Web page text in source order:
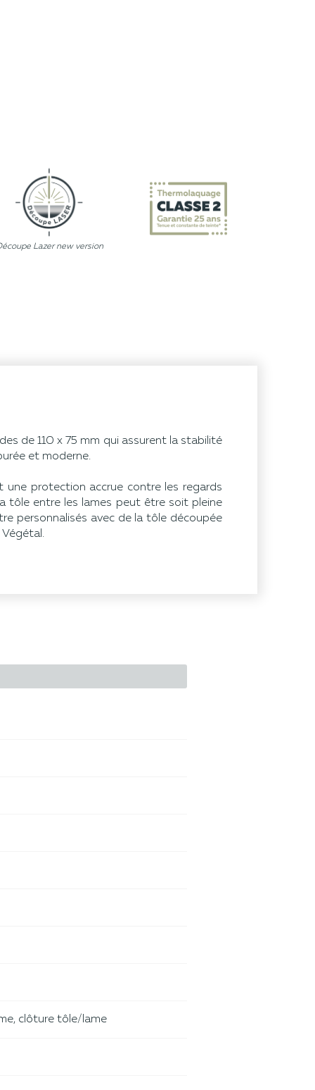
Lazer new version
de 110 x 75 mm qui assurent la stabilité
et moderne.
protection accrue contre les regards
tôle entre les lames peut être soit pleine
personnalisés avec de la tôle découpée
clôture tôle/lame